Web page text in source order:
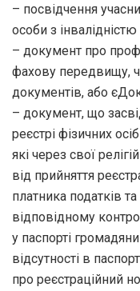
– посвідчення
особи з
– документ про
фахову передвищу,
документів, або
– документ, що
реєстрі фізичних
які через свої
від прийняття
платника податків
відповідному
у паспорті
відсутності в
про реєстраційний